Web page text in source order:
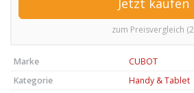
Jetzt kaufen
zum Preisvergleich
Marke
CUBOT
Kategorie
Handy & Tablet